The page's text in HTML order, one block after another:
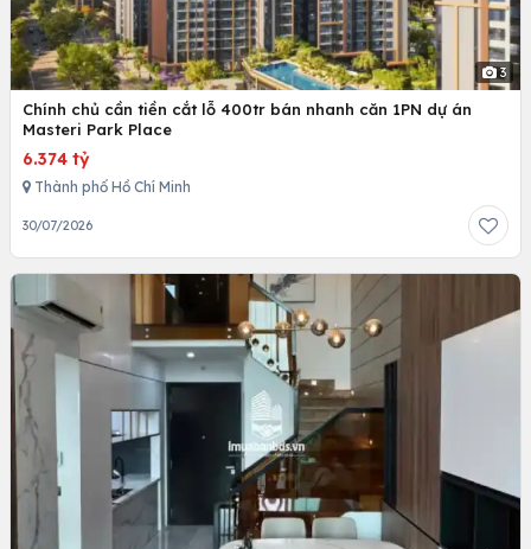
3
Chính chủ cần tiền cắt lỗ 400tr bán nhanh căn 1PN dự án
Masteri Park Place
6.374 tỷ
Thành phố Hồ Chí Minh
30/07/2026